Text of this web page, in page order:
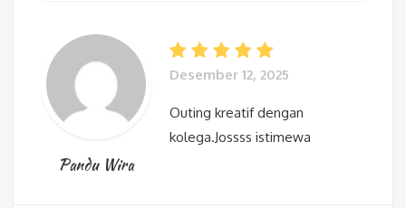
Pandu Wira
Desember 12, 2025
Outing kreatif dengan
kolega.Jossss istimewa